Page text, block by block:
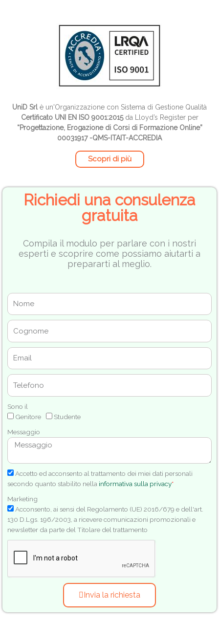
UniD Srl è un'Organizzazione con Sistema di Gestione Qualità
Certificato UNI EN ISO 9001:2015da Lloyd’s Register per
“Progettazione, Erogazione di Corsi di Formazione Online”
00031917 -QMS-ITAIT-ACCREDIA
Scopri di più
Richiedi una consulenza
gratuita
Compila il modulo per parlare con i nostri
esperti e scoprire come possiamo aiutarti a
prepararti al meglio.
Sono il
Genitore
Studente
Messaggio
Accetto ed acconsento al trattamento dei miei dati personali
secondo quanto stabilito nella informativa sulla privacy*
Marketing
Acconsento, ai sensi del Regolamento (UE) 2016/679 e dell'art.
130 D.Lgs. 196/2003, a ricevere comunicazioni promozionali e
newsletter da parte del Titolare del trattamento
Invia la richiesta